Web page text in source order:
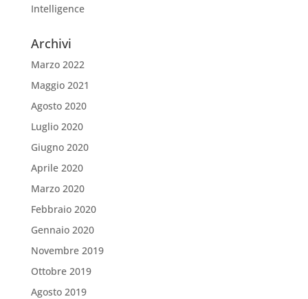
Intelligence
Archivi
Marzo 2022
Maggio 2021
Agosto 2020
Luglio 2020
Giugno 2020
Aprile 2020
Marzo 2020
Febbraio 2020
Gennaio 2020
Novembre 2019
Ottobre 2019
Agosto 2019